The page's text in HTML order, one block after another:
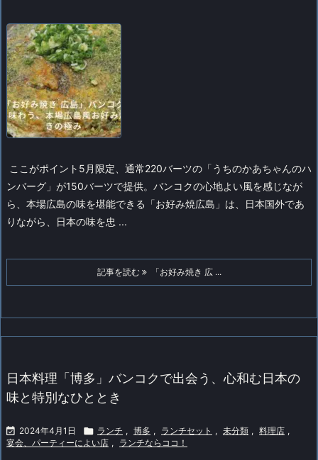
ここがポイント5月限定、通常220バーツの「うちのかあちゃんのハ
ンバーグ」が150バーツで提供。 バンコクの心地よい風を感じなが
ら、本場広島の味を堪能できる「お好み焼広島」は、日本国外であ
りながら、日本の味を忠 ...
記事を読む 「お好み焼き 広 ...
日本料理「博多」バンコクで出会う、心和む日本の
味と特別なひととき
 2024年4月1日  ランチ , 博多 , ランチセット , 未分類 , 料理店 ,
宴会、パーティーによい店 , ランチならココ！